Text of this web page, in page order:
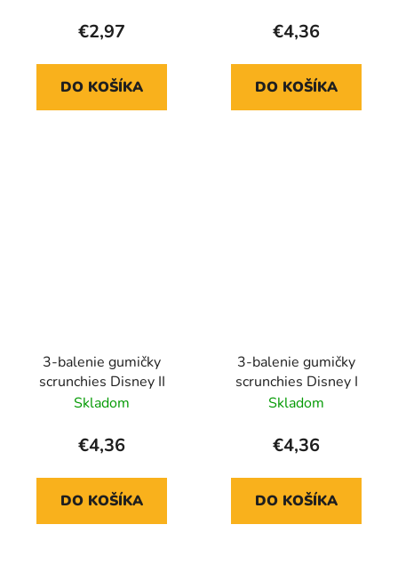
€2,97
DO KOŠÍKA
€4,36
DO KOŠÍKA
3-balenie gumičky
scrunchies Disney II
Skladom
€4,36
DO KOŠÍKA
3-balenie gumičky
scrunchies Disney I
Skladom
€4,36
DO KOŠÍKA